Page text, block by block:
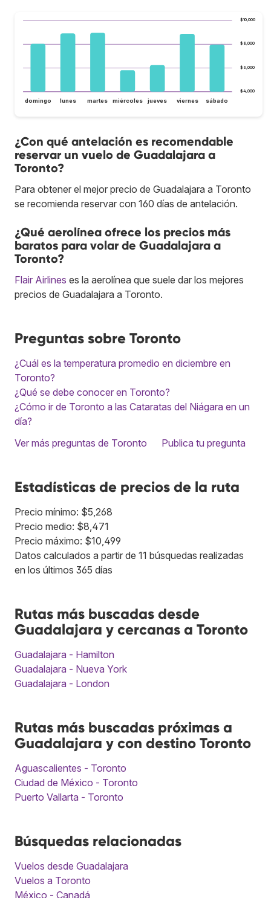
$4,000
$6,000
$8,000
$10,000
domingo lunes martes miércoles jueves viernes sábado
¿Con qué antelación es recomendable
reservar un vuelo de Guadalajara a
Toronto?
Para obtener el mejor precio de Guadalajara a Toronto
se recomienda reservar con 160 días de antelación.
¿Qué aerolínea ofrece los precios más
baratos para volar de Guadalajara a
Toronto?
Flair Airlines es la aerolínea que suele dar los mejores
precios de Guadalajara a Toronto.
Preguntas sobre Toronto
¿Cuál es la temperatura promedio en diciembre en
Toronto?
¿Qué se debe conocer en Toronto?
¿Cómo ir de Toronto a las Cataratas del Niágara en un
día?
Ver más preguntas de Toronto
Publica tu pregunta
Estadísticas de precios de la ruta
Precio mínimo: $5,268
Precio medio: $8,471
Precio máximo: $10,499
Datos calculados a partir de 11 búsquedas realizadas
en los últimos 365 días
Rutas más buscadas desde
Guadalajara y cercanas a Toronto
Guadalajara - Hamilton
Guadalajara - Nueva York
Guadalajara - London
Rutas más buscadas próximas a
Guadalajara y con destino Toronto
Aguascalientes - Toronto
Ciudad de México - Toronto
Puerto Vallarta - Toronto
Búsquedas relacionadas
Vuelos desde Guadalajara
Vuelos a Toronto
México - Canadá